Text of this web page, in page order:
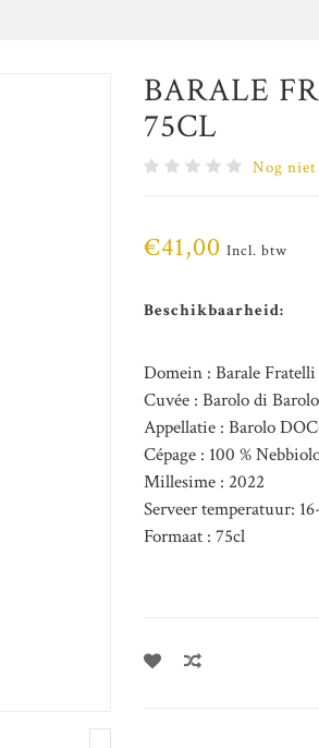
BARALE
75CL
Nog niet
€41,00 Incl. btw
Beschikbaarheid:
Domein : Barale Fratelli
Cuvée : Barolo di Barolo
Appellatie : Barolo
Cépage : 100 %
Millesime : 2022
Serveer temperatuur:
Formaat : 75cl